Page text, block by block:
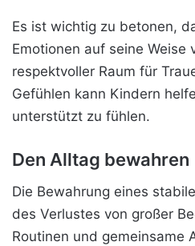
Es ist wichtig zu betonen,
Emotionen auf seine Weise
respektvoller Raum für
Gefühlen kann Kindern
unterstützt zu fühlen.
Den Alltag bewahren
Die Bewahrung eines
des Verlustes von großer
Routinen und gemeinsame